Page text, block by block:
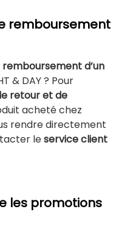
remboursement
remboursement d’un
& DAY ? Pour
retour et de
acheté chez
rendre directement
leservice client
les promotions